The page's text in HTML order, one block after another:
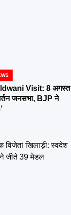
Visit: 8 अगस्त
जनसभा, BJP ने